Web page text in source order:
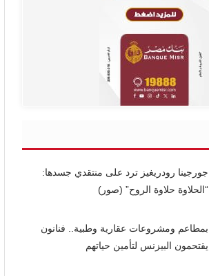
جورجينا رودريغيز ترد على منتقدي جسدها:
“الحلاوة حلاوة الروح” (صور)
بمطاعم ومشروعات عقارية وطبية.. فنانون
يقتحمون البيزنس لتأمين حياتهم